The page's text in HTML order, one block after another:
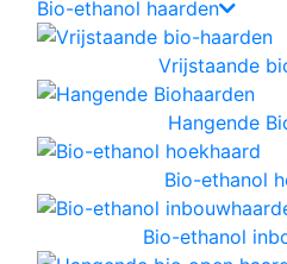
Bio-ethanol haarden
Vrijstaande
Hangende
Bio-ethanol
Bio-ethanol